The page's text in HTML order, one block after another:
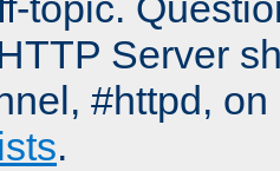
Server
#httpd,
.